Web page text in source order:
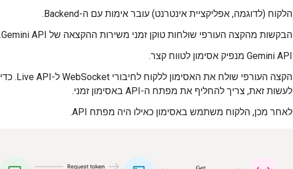
הלקוח (לדוגמה, אפליקציית אינטרנט) עובר אימות עם ה-Backend.
הבקשות מהקצה העורפי שולחות טוקן זמני משירות ההקצאה של Gemini API.
‫Gemini API מנפיק אסימון לטווח קצר.
הקצה העורפי שולח את האסימון ללקוח לחיבורי WebSocket ל-Live API. כדי
לעשות זאת, צריך להחליף את מפתח ה-API באסימון זמני.
לאחר מכן, הלקוח משתמש באסימון כאילו היה מפתח API.